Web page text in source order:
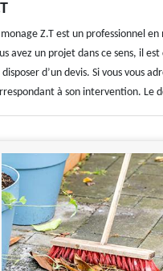
Z.T est un professionnel
avez un projet dans ce sens, il
disposer d’un devis. Si vous vous
à son intervention. Le